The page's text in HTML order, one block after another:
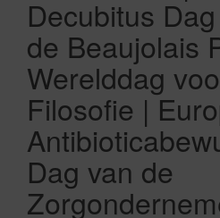
Decubitus
de Beaujolais
Werelddag
Filosofie |
Dag van de